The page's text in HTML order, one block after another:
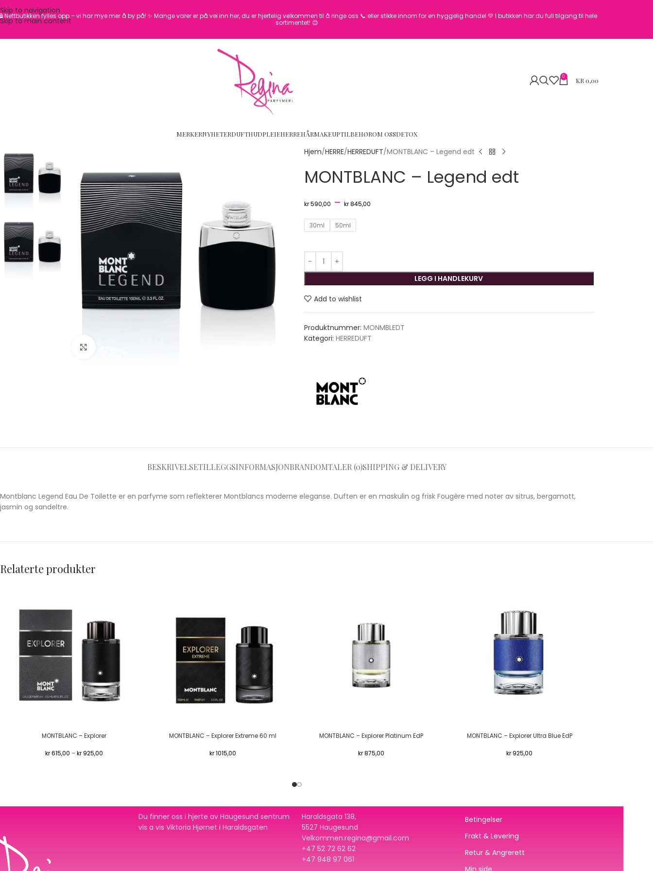
Skip to navigation
Skip to main content
Nettbutikken fylles opp – vi har mye mer å by på! ✨ Mange varer er på vei inn her, du er hjertelig velkommen til å ringe oss 📞 eller stikke innom for en hyggelig handel 💛 I butikken har du full tilgang til hele
sortimentet! 😊
0 KR 0,00
MERKERNYHETERDUFTHUDPLEIEHERREHÅRMAKEUPTILBEHØROM OSSDETOX
Hjem HERRE HERREDUFT MONTBLANC – Legend edt
MONTBLANC – Legend edt
kr590,00 – kr845,00
30ml 50ml
LEGG I HANDLEKURV
Add to wishlist
Produktnummer: MONMBLEDT
Kategori: HERREDUFT
BESKRIVELSETILLEGGSINFORMASJONBRANDOMTALER (0)SHIPPING & DELIVERY
Montblanc Legend Eau De Toilette er en parfyme som reflekterer Montblancs moderne eleganse. Duften er en maskulin og frisk Fougère med noter av sitrus, bergamott,
jasmin og sandeltre.
Relaterte produkter
MONTBLANC – Explorer
kr615,00 –kr 925,00
MONTBLANC – Explorer Extreme 60 ml
kr1015,00
MONTBLANC – Explorer Platinum EdP
kr875,00
MONTBLANC – Explorer Ultra Blue EdP
kr 925,00
Du finner oss i hjerte av Haugesund sentrum
vis a vis Viktoria Hjørnet i Haraldsgaten
Haraldsgata 138,
5527 Haugesund
Velkommen.regina@gmail.com
+47 52 72 62 62
+47 948 97 061
Betingelser
Frakt & Levering
Retur & Angrerett
Min side